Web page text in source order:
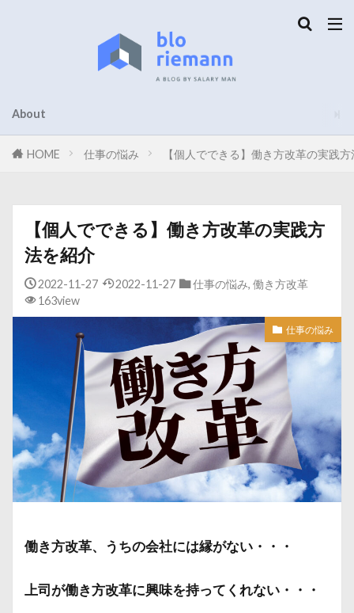
About
HOME 仕事の悩み 【個人でできる】働き方改革の実践
【個人でできる】働き方改革の実践方
法を紹介
2022-11-27 2022-11-27 仕事の悩み, 働き方改革
163view
仕事の悩み
働き方改革、うちの会社には縁がない・・・
上司が働き方改革に興味を持ってくれない・・・